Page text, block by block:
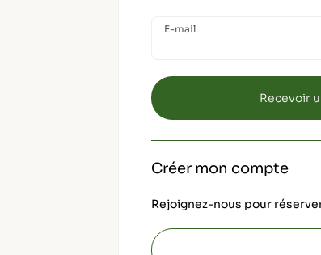
E-mail
Créer mon compte
Rejoignez-nous pour